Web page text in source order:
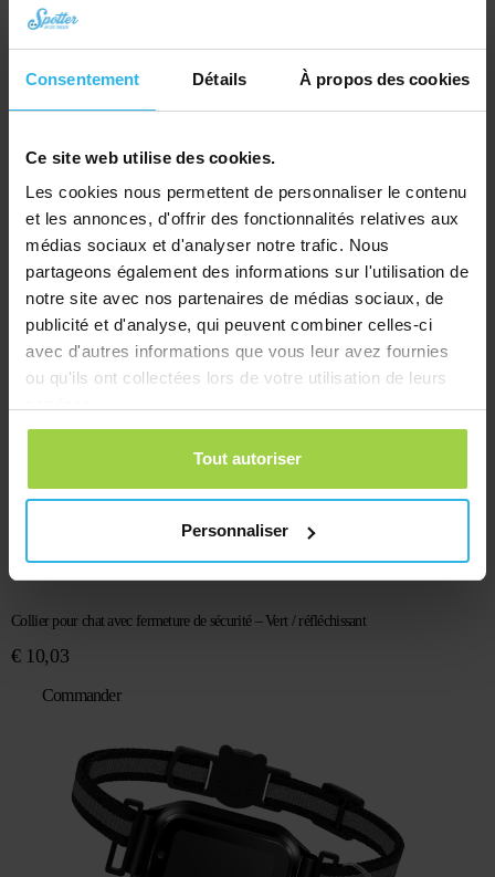
Consentement Détails À propos des cookies
Ce site web utilise des cookies.
Les cookies nous permettent de personnaliser le contenu
et les annonces, d'offrir des fonctionnalités relatives aux
médias sociaux et d'analyser notre trafic. Nous
partageons également des informations sur l'utilisation de
notre site avec nos partenaires de médias sociaux, de
publicité et d'analyse, qui peuvent combiner celles-ci
avec d'autres informations que vous leur avez fournies
ou qu'ils ont collectées lors de votre utilisation de leurs
Tout autoriser
Personnaliser
Collier pour chat avec fermeture de sécurité – Vert / réfléchissant
€10,03
Commander